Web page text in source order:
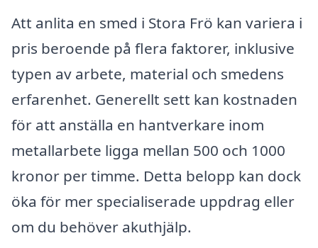
Att anlita en smed i Stora Frö kan variera i
pris beroende på flera faktorer, inklusive
typen av arbete, material och smedens
erfarenhet. Generellt sett kan kostnaden
för att anställa en hantverkare inom
metallarbete ligga mellan 500 och 1000
kronor per timme. Detta belopp kan dock
öka för mer specialiserade uppdrag eller
om du behöver akuthjälp.